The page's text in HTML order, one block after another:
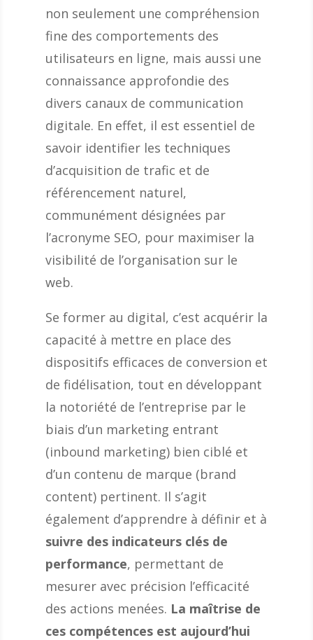
non seulement une compréhension
fine des comportements des
utilisateurs en ligne, mais aussi une
connaissance approfondie des
divers canaux de communication
digitale. En effet, il est essentiel de
savoir identifier les techniques
d’acquisition de trafic et de
référencement naturel,
communément désignées par
l’acronyme SEO, pour maximiser la
visibilité de l’organisation sur le
web.
Se former au digital, c’est acquérir la
capacité à mettre en place des
dispositifs efficaces de conversion et
de fidélisation, tout en développant
la notoriété de l’entreprise par le
biais d’un marketing entrant
(inbound marketing) bien ciblé et
d’un contenu de marque (brand
content) pertinent. Il s’agit
également d’apprendre à définir et à
suivre des indicateurs clés de
performance, permettant de
mesurer avec précision l’efficacité
des actions menées. La maîtrise de
ces compétences est aujourd’hui